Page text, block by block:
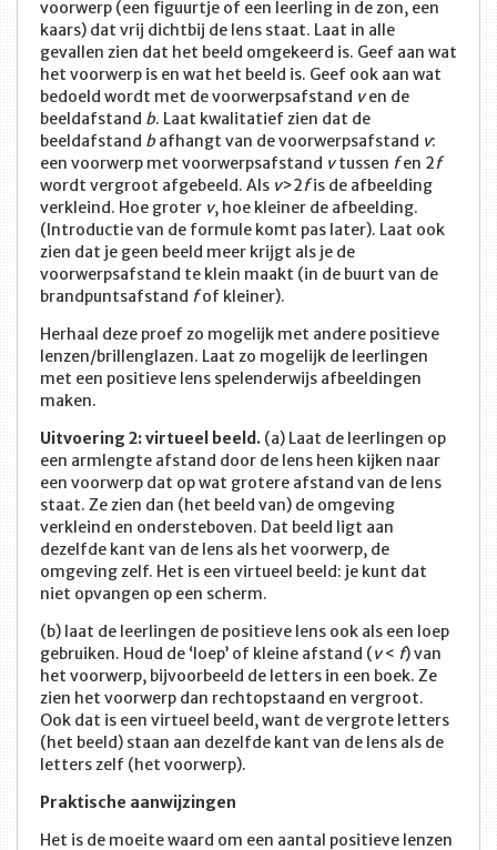
voorwerp (een figuurtje of een leerling in de zon, een
kaars) dat vrij dichtbij de lens staat. Laat in alle
gevallen zien dat het beeld omgekeerd is. Geef aan wat
het voorwerp is en wat het beeld is. Geef ook aan wat
bedoeld wordt met de voorwerpsafstand ven de
beeldafstand b. Laat kwalitatief zien dat de
beeldafstand bafhangt van de voorwerpsafstand v:
een voorwerp met voorwerpsafstand vtussen fen 2f
wordt vergroot afgebeeld. Als v>2fis de afbeelding
verkleind. Hoe groter v, hoe kleiner de afbeelding.
(Introductie van de formule komt pas later). Laat ook
zien dat je geen beeld meer krijgt als je de
voorwerpsafstand te klein maakt (in de buurt van de
brandpuntsafstand fof kleiner).
Herhaal deze proef zo mogelijk met andere positieve
lenzen/brillenglazen. Laat zo mogelijk de leerlingen
met een positieve lens spelenderwijs afbeeldingen
maken.
Uitvoering 2: virtueel beeld. (a) Laat de leerlingen op
een armlengte afstand door de lens heen kijken naar
een voorwerp dat op wat grotere afstand van de lens
staat. Ze zien dan (het beeld van) de omgeving
verkleind en ondersteboven. Dat beeld ligt aan
dezelfde kant van de lens als het voorwerp, de
omgeving zelf. Het is een virtueel beeld: je kunt dat
niet opvangen op een scherm.
(b) laat de leerlingen de positieve lens ook als een loep
gebruiken. Houd de ‘loep’ of kleine afstand (v< f) van
het voorwerp, bijvoorbeeld de letters in een boek. Ze
zien het voorwerp dan rechtopstaand en vergroot.
Ook dat is een virtueel beeld, want de vergrote letters
(het beeld) staan aan dezelfde kant van de lens als de
letters zelf (het voorwerp).
Praktische aanwijzingen
Het is de moeite waard om een aantal positieve lenzen